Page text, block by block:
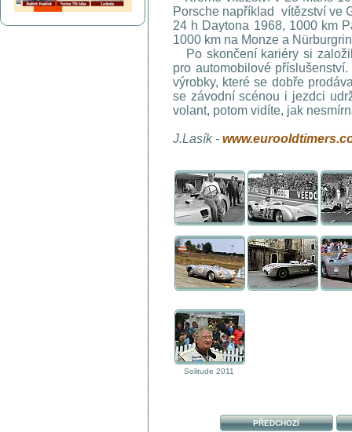
Porsche například vítězství ve
24 h Daytona 1968, 1000 km
1000 km na Monze a
Po skončení kariéry si
pro automobilové
výrobky, které se dobře
se závodní scénou i jezdci
volant, potom vidíte, jak
J.Lasík -
Solitude 2011
PŘEDCHOZÍ